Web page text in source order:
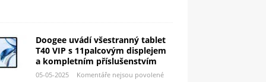
Doogee uvádí všestranný tablet
T40 VIP s 11palcovým displejem
a kompletním příslušenstvím
05-05-2025 Komentáře nejsou povolené